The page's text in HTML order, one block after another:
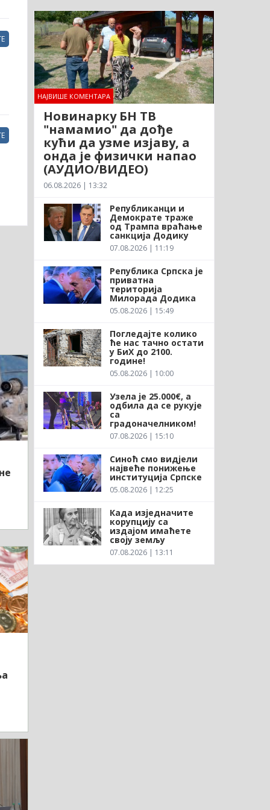
НАЈВИШЕ КОМЕНТАРА
Новинарку БН ТВ
"намамио" да дође
кући да узме изјаву, а
онда је физички напао
(АУДИО/ВИДЕО)
06.08.2026 | 13:32
Републиканци и
Демократе траже
од Трампа враћање
санкција Додику
07.08.2026 | 11:19
Република Српска је
приватна
територија
Милорада Додика
05.08.2026 | 15:49
Погледајте колико
ће нас тачно остати
у БиХ до 2100.
године!
05.08.2026 | 10:00
Узела је 25.000€, а
одбила да се рукује
са
градоначелником!
07.08.2026 | 15:10
Синоћ смо видјели
највеће понижење
институција Српске
05.08.2026 | 12:25
Када изједначите
корупцију са
издајом имаћете
своју земљу
07.08.2026 | 13:11